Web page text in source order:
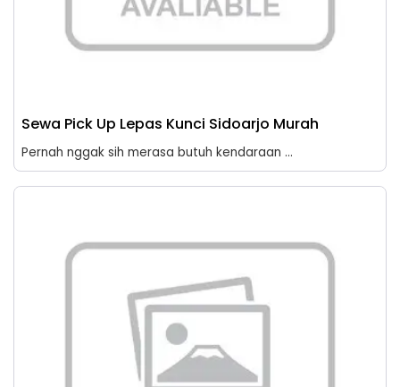
Sewa Pick Up Lepas Kunci Sidoarjo Murah
Pernah nggak sih merasa butuh kendaraan ...